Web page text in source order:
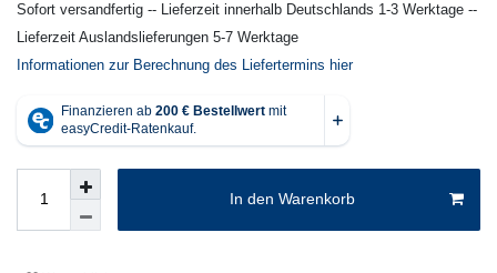
Sofort versandfertig -- Lieferzeit innerhalb Deutschlands 1-3 Werktage --
Lieferzeit Auslandslieferungen 5-7 Werktage
Informationen zur Berechnung des Liefertermins hier
In den Warenkorb